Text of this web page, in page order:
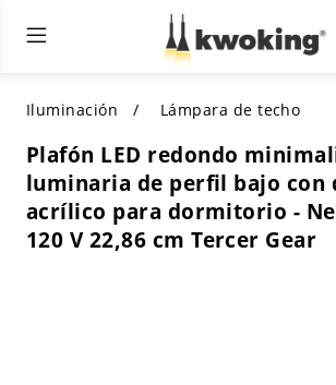
Muebles de sala de estar
TODOS LOS MUEBLES DE SALÓN
SELECCIONES DESTACADAS
COMPRAR POR ESTILO
Iluminación interior
Comprar por categoría
COMPRAR POR ESTILO
Shop by Colors
Iluminación exterior
TODA LA ILUMINACIÓN PARA
COMPRAR POR CATEGORÍA
COMPRAR POR ESTILO
Iluminación Lámpara de techo
Plafón LED redondo
luminaria de perfil bajo con
acrílico para dormitorio -
120 V 22,86 cm Tercer Gear